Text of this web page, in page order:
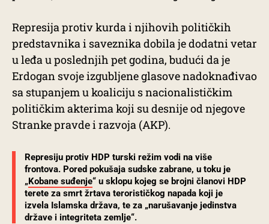
Represija protiv kurda i njihovih političkih
predstavnika i saveznika dobila je dodatni vetar
u leđa u poslednjih pet godina, budući da je
Erdogan svoje izgubljene glasove nadoknađivao
sa stupanjem u koaliciju s nacionalističkim
političkim akterima koji su desnije od njegove
Stranke pravde i razvoja (AKP).
Represiju protiv HDP turski režim vodi na više
frontova. Pored pokušaja sudske zabrane, u toku je
„Kobane suđenje“ u sklopu kojeg se brojni članovi HDP
terete za smrt žrtava terorističkog napada koji je
izvela Islamska država, te za „narušavanje jedinstva
države i integriteta zemlje“.